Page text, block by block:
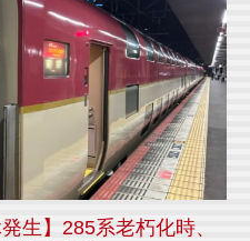
生】285系老朽化時、